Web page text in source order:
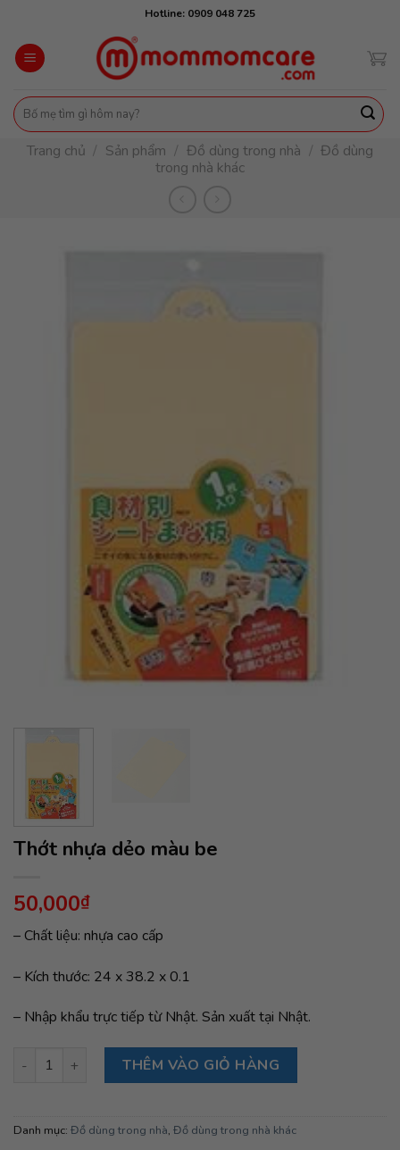
content
Hotline: 0909 048 725
Tìm
kiếm:
Trang chủ / Sản phẩm / Đồ dùng trong nhà / Đồ dùng
trong nhà khác
Thớt nhựa dẻo màu be
50,000₫
– Chất liệu: nhựa cao cấp
– Kích thước: 24 x 38.2 x 0.1
– Nhập khẩu trực tiếp từ Nhật. Sản xuất tại Nhật.
Thớt nhựa dẻo màu be số lượng
THÊM VÀO GIỎ HÀNG
Danh mục: Đồ dùng trong nhà, Đồ dùng trong nhà khác